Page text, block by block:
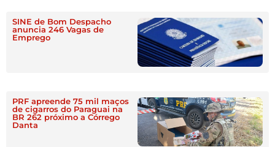
SINE de Bom Despacho
anuncia 246 Vagas de
Emprego
PRF apreende 75 mil maços
de cigarros do Paraguai na
BR 262 próximo a Córrego
Danta